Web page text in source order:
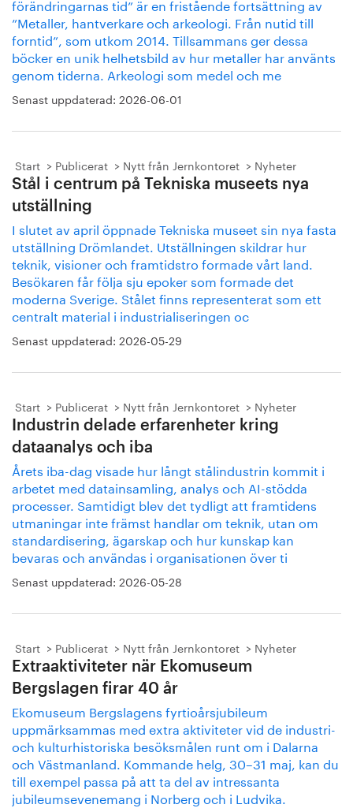
förändringarnas tid” är en fristående fortsättning av
”Metaller, hantverkare och arkeologi. Från nutid till
forntid”, som utkom 2014. Tillsammans ger dessa
böcker en unik helhetsbild av hur metaller har använts
genom tiderna. Arkeologi som medel och me
Senast uppdaterad: 2026-06-01
Start Publicerat Nytt från Jernkontoret Nyheter
Stål i centrum på Tekniska museets nya
utställning
I slutet av april öppnade Tekniska museet sin nya fasta
utställning Drömlandet. Utställningen skildrar hur
teknik, visioner och framtidstro formade vårt land.
Besökaren får följa sju epoker som formade det
moderna Sverige. Stålet finns representerat som ett
centralt material i industrialiseringen oc
Senast uppdaterad: 2026-05-29
Start Publicerat Nytt från Jernkontoret Nyheter
Industrin delade erfarenheter kring
dataanalys och iba
Årets iba-dag visade hur långt stålindustrin kommit i
arbetet med datainsamling, analys och AI-stödda
processer. Samtidigt blev det tydligt att framtidens
utmaningar inte främst handlar om teknik, utan om
standardisering, ägarskap och hur kunskap kan
bevaras och användas i organisationen över ti
Senast uppdaterad: 2026-05-28
Start Publicerat Nytt från Jernkontoret Nyheter
Extraaktiviteter när Ekomuseum
Bergslagen firar 40 år
Ekomuseum Bergslagens fyrtioårsjubileum
uppmärksammas med extra aktiviteter vid de industri-
och kulturhistoriska besöksmålen runt om i Dalarna
och Västmanland. Kommande helg, 30–31 maj, kan du
till exempel passa på att ta del av intressanta
jubileumsevenemang i Norberg och i Ludvika.